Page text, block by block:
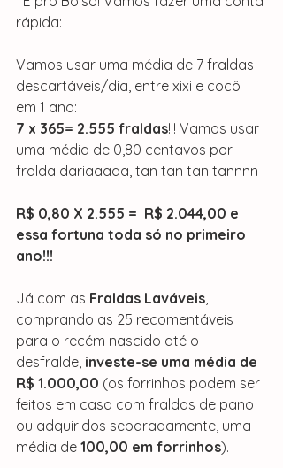
rápida:
Vamos usar uma média de 7 fraldas
descartáveis/dia, entre xixi e cocô
em 1 ano:
7 x 365= 2.555 fraldas!!! Vamos usar
uma média de 0,80 centavos por
fralda dariaaaaa, tan tan tan tannnn
R$ 0,80 X 2.555 =  R$ 2.044,00 e
essa fortuna toda só no primeiro
ano!!!
Já com as Fraldas Laváveis,
comprando as 25 recomentáveis
para o recém nascido até o
desfralde, investe-se uma média de
R$ 1.000,00 (os forrinhos podem ser
feitos em casa com fraldas de pano
ou adquiridos separadamente, uma
média de 100,00 em forrinhos).